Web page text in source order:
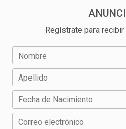
Regístrate para
Nombre
Apellido
Fecha de Nacimiento
Correo electrónico